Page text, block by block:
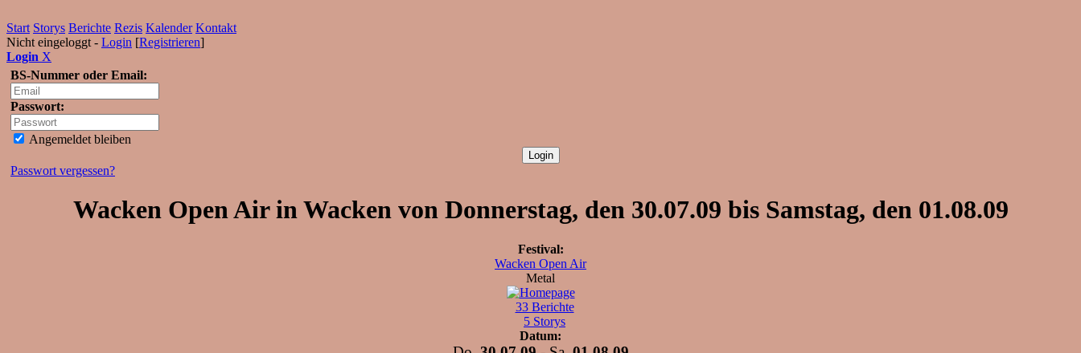
Start Storys Berichte Rezis Kalender Kontakt
Nicht eingeloggt - Login [Registrieren]
Login X
BS-Nummer oder Email:
Passwort:
Angemeldet bleiben
Passwort vergessen?
Wacken Open Air in Wacken von Donnerstag, den 30.07.09 bis Samstag, den 01.08.09
Festival:
Wacken Open Air
Metal
33 Berichte
5 Storys
Datum: